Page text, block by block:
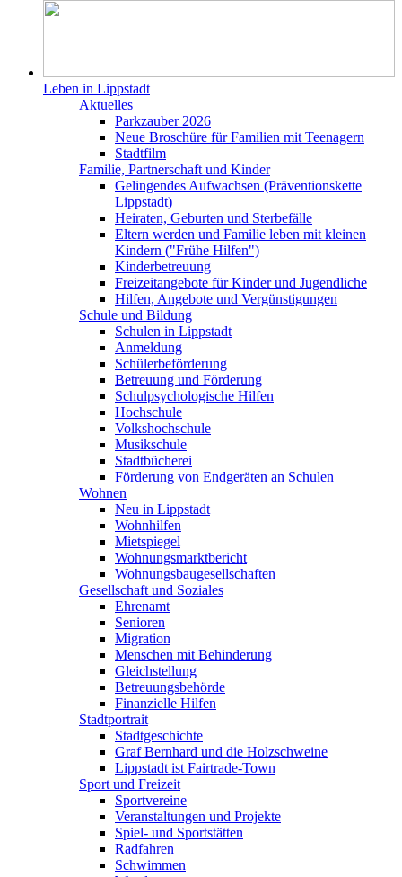
Leben in Lippstadt
Aktuelles
Parkzauber 2026
Neue Broschüre für Familien mit Teenagern
Stadtfilm
Familie, Partnerschaft und Kinder
Gelingendes Aufwachsen (Präventionskette
Lippstadt)
Heiraten, Geburten und Sterbefälle
Eltern werden und Familie leben mit kleinen
Kindern ("Frühe Hilfen")
Kinderbetreuung
Freizeitangebote für Kinder und Jugendliche
Hilfen, Angebote und Vergünstigungen
Schule und Bildung
Schulen in Lippstadt
Anmeldung
Schülerbeförderung
Betreuung und Förderung
Schulpsychologische Hilfen
Hochschule
Volkshochschule
Musikschule
Stadtbücherei
Förderung von Endgeräten an Schulen
Wohnen
Neu in Lippstadt
Wohnhilfen
Mietspiegel
Wohnungsmarktbericht
Wohnungsbaugesellschaften
Gesellschaft und Soziales
Ehrenamt
Senioren
Migration
Menschen mit Behinderung
Gleichstellung
Betreuungsbehörde
Finanzielle Hilfen
Stadtportrait
Stadtgeschichte
Graf Bernhard und die Holzschweine
Lippstadt ist Fairtrade-Town
Sport und Freizeit
Sportvereine
Veranstaltungen und Projekte
Spiel- und Sportstätten
Radfahren
Schwimmen